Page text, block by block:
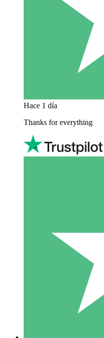
Hace 1 día
Thanks for everything